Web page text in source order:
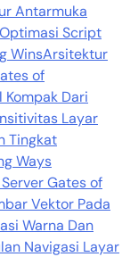
Antarmuka
Script
WinsArsitektur
of
Dari
Layar
Tingkat
Ways
Gates of
Vektor Pada
Warna Dan
Navigasi Layar